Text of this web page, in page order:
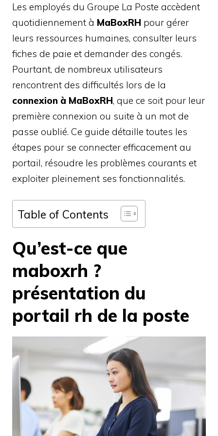
Les employés du Groupe La Poste accèdent
quotidiennement à MaBoxRH pour gérer
leurs ressources humaines, consulter leurs
fiches de paie et demander des congés.
Pourtant, de nombreux utilisateurs
rencontrent des difficultés lors de la
connexion à MaBoxRH, que ce soit pour leur
première connexion ou suite à un mot de
passe oublié. Ce guide détaille toutes les
étapes pour se connecter efficacement au
portail, résoudre les problèmes courants et
exploiter pleinement ses fonctionnalités.
Table of Contents
Qu’est-ce que
maboxrh ?
présentation du
portail rh de la poste